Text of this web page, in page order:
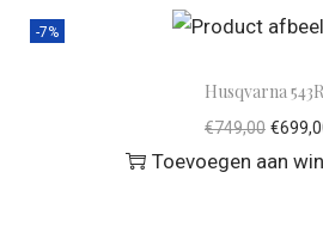
-7%
Husqvarna
€749,00 €
Toevoegen aan